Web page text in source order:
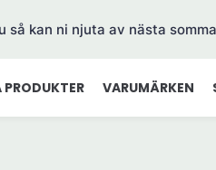
så kan ni njuta av nästa
VARUMÄRKEN